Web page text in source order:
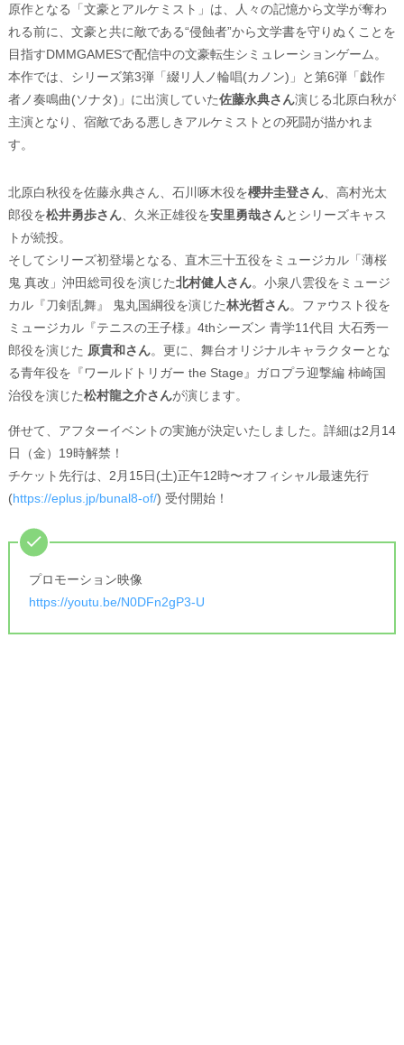
原作となる「文豪とアルケミスト」は、人々の記憶から文学が奪わ
れる前に、文豪と共に敵である“侵蝕者”から文学書を守りぬくことを
目指すDMMGAMESで配信中の文豪転生シミュレーションゲーム。
本作では、シリーズ第3弾「綴リ人ノ輪唱(カノン)」と第6弾「戯作
者ノ奏鳴曲(ソナタ)」に出演していた佐藤永典さん演じる北原白秋が
主演となり、宿敵である悪しきアルケミストとの死闘が描かれま
す。
北原白秋役を佐藤永典さん、石川啄木役を櫻井圭登さん、高村光太
郎役を松井勇歩さん、久米正雄役を安里勇哉さんとシリーズキャス
トが続投。
そしてシリーズ初登場となる、直木三十五役をミュージカル「薄桜
鬼 真改」沖田総司役を演じた北村健人さん。小泉八雲役をミュージ
カル『刀剣乱舞』 鬼丸国綱役を演じた林光哲さん。ファウスト役を
ミュージカル『テニスの王子様』4thシーズン 青学11代目 大石秀一
郎役を演じた 原貴和さん。更に、舞台オリジナルキャラクターとな
る青年役を『ワールドトリガー the Stage』ガロプラ迎撃編 柿崎国
治役を演じた松村龍之介さんが演じます。
併せて、アフターイベントの実施が決定いたしました。詳細は2月14
日（金）19時解禁！
チケット先行は、2月15日(土)正午12時〜オフィシャル最速先行
(https://eplus.jp/bunal8-of/) 受付開始！
プロモーション映像
https://youtu.be/N0DFn2gP3-U